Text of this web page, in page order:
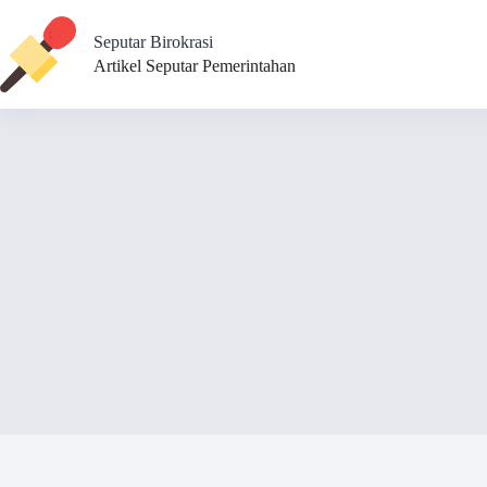
content
Seputar Birokrasi
Artikel Seputar Pemerintahan